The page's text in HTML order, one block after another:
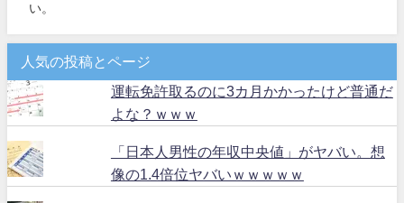
い。
人気の投稿とページ
運転免許取るのに3カ月かかったけど普通だ
よな？ｗｗｗ
「日本人男性の年収中央値」がヤバい。想
像の1.4倍位ヤバいｗｗｗｗｗ